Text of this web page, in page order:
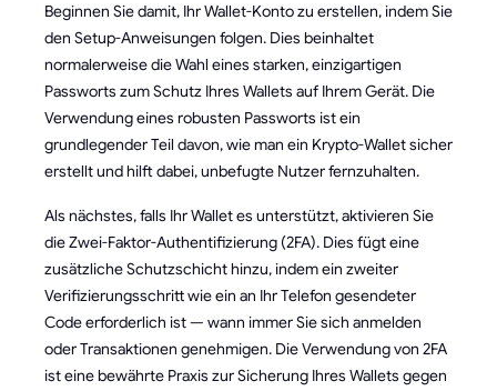
Beginnen Sie damit, Ihr Wallet-Konto zu erstellen, indem Sie
den Setup-Anweisungen folgen. Dies beinhaltet
normalerweise die Wahl eines starken, einzigartigen
Passworts zum Schutz Ihres Wallets auf Ihrem Gerät. Die
Verwendung eines robusten Passworts ist ein
grundlegender Teil davon, wie man ein Krypto-Wallet sicher
erstellt und hilft dabei, unbefugte Nutzer fernzuhalten.
Als nächstes, falls Ihr Wallet es unterstützt, aktivieren Sie
die Zwei-Faktor-Authentifizierung (2FA). Dies fügt eine
zusätzliche Schutzschicht hinzu, indem ein zweiter
Verifizierungsschritt wie ein an Ihr Telefon gesendeter
Code erforderlich ist — wann immer Sie sich anmelden
oder Transaktionen genehmigen. Die Verwendung von 2FA
ist eine bewährte Praxis zur Sicherung Ihres Wallets gegen